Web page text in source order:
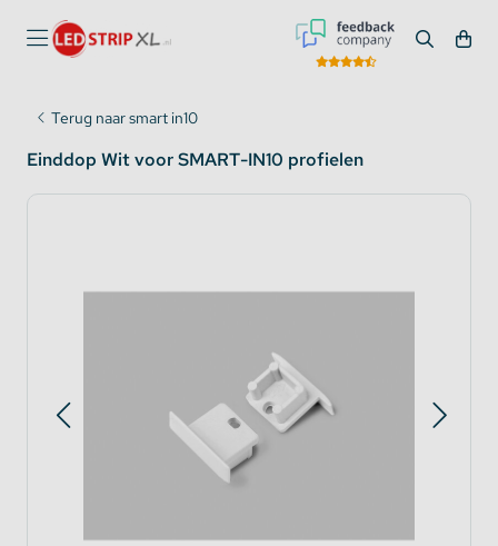
Terug naar smart in10
Einddop Wit voor SMART-IN10 profielen